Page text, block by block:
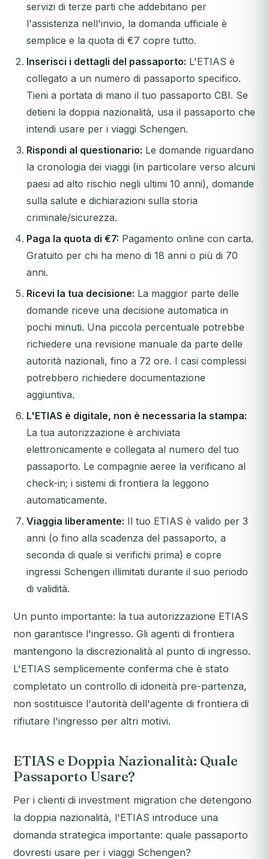
servizi di terze parti che addebitano per
l'assistenza nell'invio, la domanda ufficiale è
semplice e la quota di €7 copre tutto.
Inserisci i dettagli del passaporto: L'ETIAS è
collegato a un numero di passaporto specifico.
Tieni a portata di mano il tuo passaporto CBI. Se
detieni la doppia nazionalità, usa il passaporto che
intendi usare per i viaggi Schengen.
Rispondi al questionario: Le domande riguardano
la cronologia dei viaggi (in particolare verso alcuni
paesi ad alto rischio negli ultimi 10 anni), domande
sulla salute e dichiarazioni sulla storia
criminale/sicurezza.
Paga la quota di €7: Pagamento online con carta.
Gratuito per chi ha meno di 18 anni o più di 70
anni.
Ricevi la tua decisione: La maggior parte delle
domande riceve una decisione automatica in
pochi minuti. Una piccola percentuale potrebbe
richiedere una revisione manuale da parte delle
autorità nazionali, fino a 72 ore. I casi complessi
potrebbero richiedere documentazione
aggiuntiva.
L'ETIAS è digitale, non è necessaria la stampa:
La tua autorizzazione è archiviata
elettronicamente e collegata al numero del tuo
passaporto. Le compagnie aeree la verificano al
check-in; i sistemi di frontiera la leggono
automaticamente.
Viaggia liberamente: Il tuo ETIAS è valido per 3
anni (o fino alla scadenza del passaporto, a
seconda di quale si verifichi prima) e copre
ingressi Schengen illimitati durante il suo periodo
di validità.
Un punto importante: la tua autorizzazione ETIAS
non garantisce l'ingresso. Gli agenti di frontiera
mantengono la discrezionalità al punto di ingresso.
L'ETIAS semplicemente conferma che è stato
completato un controllo di idoneità pre-partenza,
non sostituisce l'autorità dell'agente di frontiera di
rifiutare l'ingresso per altri motivi.
ETIAS e Doppia Nazionalità: Quale
Passaporto Usare?
Per i clienti di investment migration che detengono
la doppia nazionalità, l'ETIAS introduce una
domanda strategica importante: quale passaporto
dovresti usare per i viaggi Schengen?